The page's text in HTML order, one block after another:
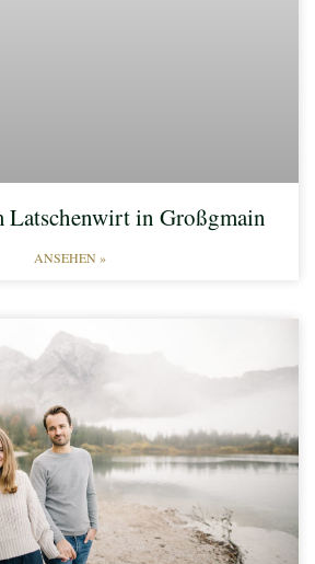
Latschenwirt in Großgmain
ANSEHEN »